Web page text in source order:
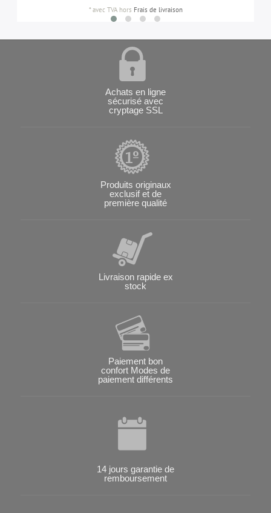
*avec TVAhors Frais de livraison
Achats en ligne
sécurisé avec
cryptage SSL
Produits originaux
exclusif et de
première qualité
Livraison rapide ex
stock
Paiement bon
confort Modes de
paiement différents
14 jours garantie de
remboursement